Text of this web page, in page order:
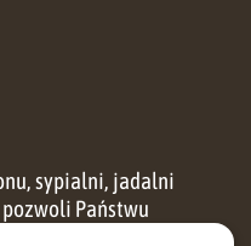
sypialni, jadalni
Państwu